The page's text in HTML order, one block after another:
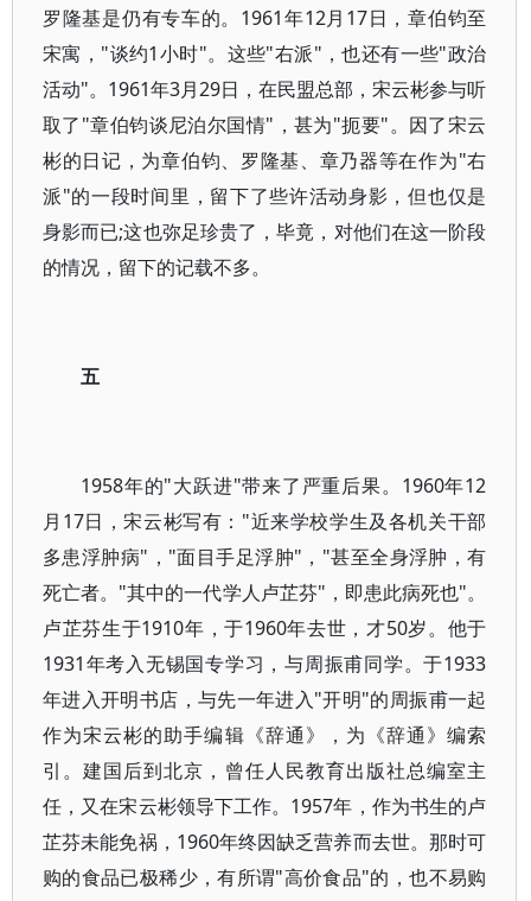
罗隆基是仍有专车的。1961年12月17日，章伯钧至
宋寓，"谈约1小时"。这些"右派"，也还有一些"政治
活动"。1961年3月29日，在民盟总部，宋云彬参与听
取了"章伯钧谈尼泊尔国情"，甚为"扼要"。因了宋云
彬的日记，为章伯钧、罗隆基、章乃器等在作为"右
派"的一段时间里，留下了些许活动身影，但也仅是
身影而已;这也弥足珍贵了，毕竟，对他们在这一阶段
的情况，留下的记载不多。
五
1958年的"大跃进"带来了严重后果。1960年12
月17日，宋云彬写有："近来学校学生及各机关干部
多患浮肿病"，"面目手足浮肿"，"甚至全身浮肿，有
死亡者。"其中的一代学人卢芷芬"，即患此病死也"。
卢芷芬生于1910年，于1960年去世，才50岁。他于
1931年考入无锡国专学习，与周振甫同学。于1933
年进入开明书店，与先一年进入"开明"的周振甫一起
作为宋云彬的助手编辑《辞通》，为《辞通》编索
引。建国后到北京，曾任人民教育出版社总编室主
任，又在宋云彬领导下工作。1957年，作为书生的卢
芷芬未能免祸，1960年终因缺乏营养而去世。那时可
购的食品已极稀少，有所谓"高价食品"的，也不易购